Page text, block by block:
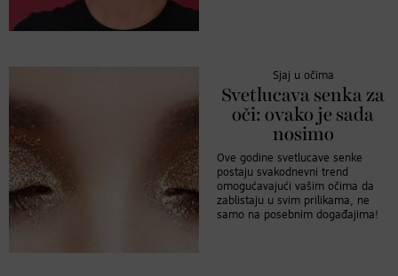
Sjaj u očima
Svetlucava senka za
oči: ovako je sada
nosimo
Ove godine svetlucave senke
postaju svakodnevni trend
omogućavajući vašim očima da
zablistaju u svim prilikama, ne
samo na posebnim događajima!